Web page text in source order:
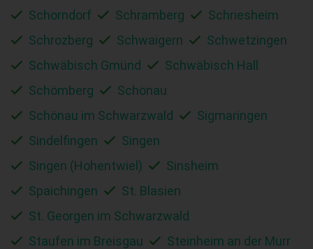
Schorndorf
Schramberg
Schriesheim
Schrozberg
Schwaigern
Schwetzingen
Schwäbisch Gmünd
Schwäbisch Hall
Schömberg
Schönau
Schönau im Schwarzwald
Sigmaringen
Sindelfingen
Singen
Singen (Hohentwiel)
Sinsheim
Spaichingen
St. Blasien
St. Georgen im Schwarzwald
Staufen im Breisgau
Steinheim an der Murr